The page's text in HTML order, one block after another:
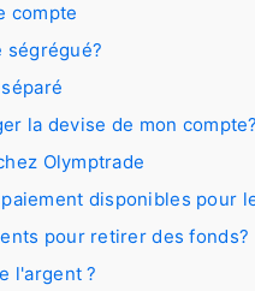
compte
ségrégué?
la devise de mon compte?
Olymptrade
disponibles pour
pour retirer des fonds?
l'argent ?